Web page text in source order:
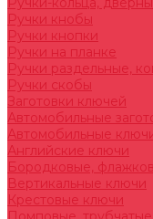
Ручки кнобы
Ручки кнопки
Ручки на планке
Ручки раздельные,
Ручки скобы
Заготовки ключей
Автомобильные
Автомобильные
Английские ключи
Бородковые,
Вертикальные ключи
Крестовые ключи